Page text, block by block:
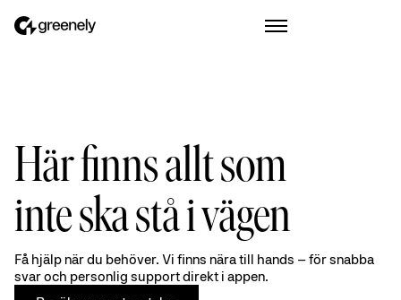
Här finns allt som
inte ska stå i vägen
Få hjälp när du behöver. Vi finns nära till hands – för snabba
svar och personlig support direkt i appen.